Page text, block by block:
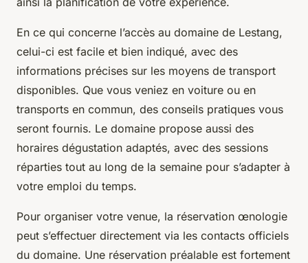
En ce qui concerne l’accès au domaine de Lestang,
celui-ci est facile et bien indiqué, avec des
informations précises sur les moyens de transport
disponibles. Que vous veniez en voiture ou en
transports en commun, des conseils pratiques vous
seront fournis. Le domaine propose aussi des
horaires dégustation adaptés, avec des sessions
réparties tout au long de la semaine pour s’adapter à
votre emploi du temps.
Pour organiser votre venue, la réservation œnologie
peut s’effectuer directement via les contacts officiels
du domaine. Une réservation préalable est fortement